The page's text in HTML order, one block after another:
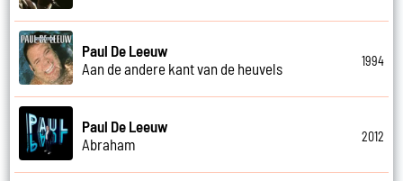
Paul De Leeuw
Aan de andere kant van de heuvels
1994
Paul De Leeuw
Abraham
2012